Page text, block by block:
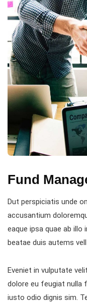
Fund
Dut perspiciatis unde
accusantium
eaque ipsa quae ab
beatae duis autems
Eveniet in vulputate
dolore eu feugiat nulla
iusto odio dignis sim.